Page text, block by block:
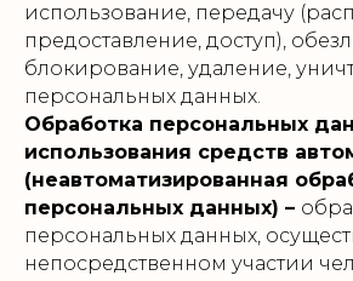
использование, передачу
предоставление, доступ),
блокирование, удаление,
персональных данных.
Обработка персональных
использования средств
(неавтоматизированная
персональных данных) –
персональных данных,
непосредственном участии